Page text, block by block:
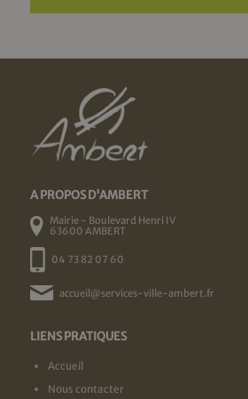
A PROPOS D'AMBERT
Mairie - Boulevard Henri IV
63600 AMBERT
04 73 82 07 60
accueil@services-ville-ambert.fr
LIENS PRATIQUES
Accueil
Nous contacter